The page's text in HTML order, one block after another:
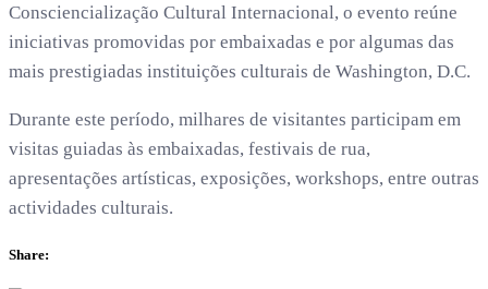
Consciencialização Cultural Internacional, o evento reúne
iniciativas promovidas por embaixadas e por algumas das
mais prestigiadas instituições culturais de Washington, D.C.
Durante este período, milhares de visitantes participam em
visitas guiadas às embaixadas, festivais de rua,
apresentações artísticas, exposições, workshops, entre outras
actividades culturais.
Share: